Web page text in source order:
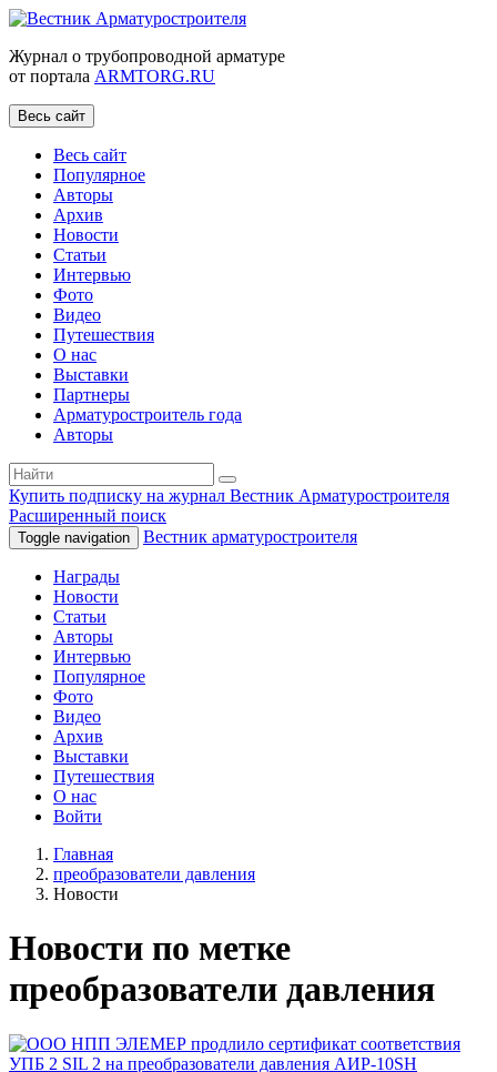
Журнал о трубопроводной арматуре
от портала ARMTORG.RU
Весь сайт
Весь сайт
Популярное
Авторы
Архив
Новости
Статьи
Интервью
Фото
Видео
Путешествия
О нас
Выставки
Партнеры
Арматуростроитель года
Авторы
Купить подписку на журнал Вестник Арматуростроителя
Расширенный поиск
Toggle navigation Вестник арматуростроителя
Награды
Новости
Статьи
Авторы
Интервью
Популярное
Фото
Видео
Архив
Выставки
Путешествия
О нас
Войти
Главная
преобразователи давления
Новости
Новости по метке
преобразователи давления